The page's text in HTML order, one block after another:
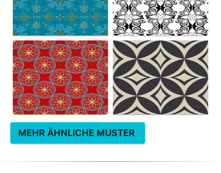
MEHR ÄHNLICHE MUSTER